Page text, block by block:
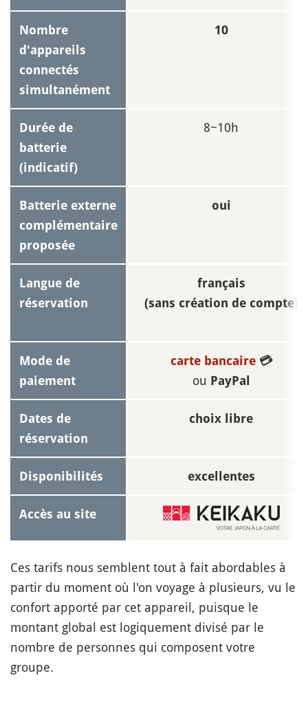
Nombre
d'appareils
connectés
simultanément
10
Durée de
batterie
(indicatif)
8~10h
Batterie externe
complémentaire
proposée
oui
Langue de
réservation
français
(sans création de compte)
Mode de
paiement
carte bancaire 💳
ou PayPal
Dates de
réservation
choix libre
Disponibilités excellentes
Accès au site
Ces tarifs nous semblent tout à fait abordables à
partir du moment où l'on voyage à plusieurs, vu le
confort apporté par cet appareil, puisque le
montant global est logiquement divisé par le
nombre de personnes qui composent votre
groupe.